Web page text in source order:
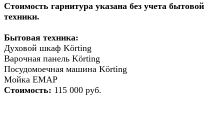
Стоимость гарнитура указана без учета бытовой
техники.
Бытовая техника:
Духовой шкаф Körting
Варочная панель Körting
Посудомоечная машина Körting
Мойка EMAP
Стоимость: 115 000 руб.